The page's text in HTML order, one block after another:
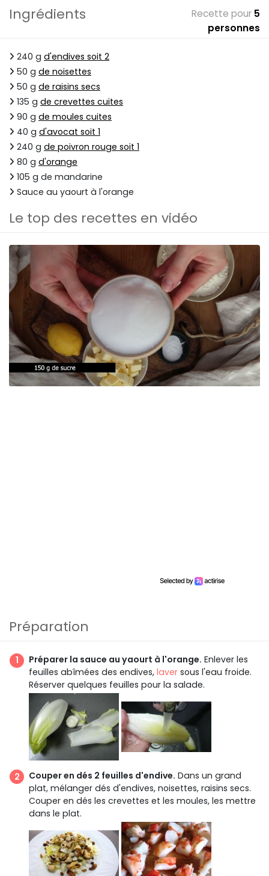
Ingrédients Recette pour 5
personnes
240 g d'endives soit 2
50 g de noisettes
50 g de raisins secs
135 g de crevettes cuites
90 g de moules cuites
40 g d'avocat soit 1
240 g de poivron rouge soit 1
80 g d'orange
105 g de mandarine
Sauce au yaourt à l'orange
Le top des recettes en vidéo
Préparation
Préparer la sauce au yaourt à l'orange. Enlever les
feuilles abîmées des endives, laver sous l'eau froide.
Réserver quelques feuilles pour la salade.
Couper en dés 2 feuilles d'endive. Dans un grand
plat, mélanger dés d'endives, noisettes, raisins secs.
Couper en dés les crevettes et les moules, les mettre
dans le plat.